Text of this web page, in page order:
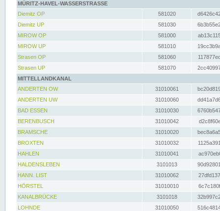
MÜRITZ-HAVEL-WASSERSTRASSE
Diemitz OP
581020
Diemitz UP
581030
MIROW OP
581000
MIROW UP
581010
Strasen OP
581060
Strasen UP
581070
MITTELLANDKANAL
ANDERTEN OW
31010061
ANDERTEN UW
31010060
BAD ESSEN
31010030
BERENBUSCH
31010042
BRAMSCHE
31010020
BROXTEN
31010032
HAHLEN
31010041
HALDENSLEBEN
3101013
HANN. LIST
31010062
HÖRSTEL
31010010
KANALBRÜCKE
3101018
LOHNDE
31010050